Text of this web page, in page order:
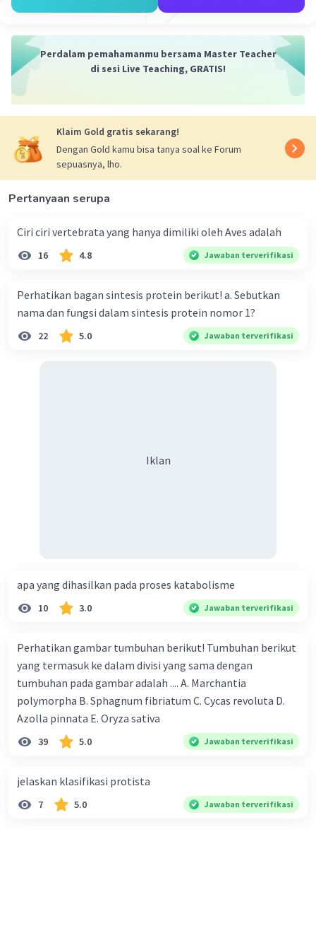
sumber energi utama dalam ekosistem. Cahaya
6. Nutrisi: Nutrisi seperti fosfor, nitrogen, dan kalium
adalah komponen penting dari DNA, protein, dan banyak
molekul biologis lainnya. Nutrisi ini biasanya diperoleh
Kesimpulan:
dalam ekosistem. Mereka mempengaruhi pertumbuhan,
reproduksi, dan keberlangsungan hidup organisme.
Tanpa komponen abiotik, kehidupan seperti yang kita
kenal tidak mungkin ada. Semoga penjelasan ini
membantu Anda memahami konsep ini lebih baik 🙂.
Beri Rating·0.0(0) Balas
07 Januari 2024 11:49
Jawaban terverifikasi
Fungsi utama dari komponen abiotik adalah
tidak ada faktor dari komponen abiotik yang
hidup tumbuhan.
Beri Rating Balas
Perdalam pemahamanmu bersama Master Teacher
di sesi Live Teaching, GRATIS!
Klaim Gold gratis sekarang!
Dengan Gold kamu bisa tanya soal ke Forum
sepuasnya, lho.
Pertanyaan serupa
Ciri ciri vertebrata yang hanya dimiliki oleh Aves adalah
16 4.8 Jawaban terverifikasi
Perhatikan bagan sintesis protein berikut! a. Sebutkan
nama dan fungsi dalam sintesis protein nomor 1?
22 5.0 Jawaban terverifikasi
Iklan
apa yang dihasilkan pada proses katabolisme
10 3.0 Jawaban terverifikasi
Perhatikan gambar tumbuhan berikut! Tumbuhan berikut
yang termasuk ke dalam divisi yang sama dengan
tumbuhan pada gambar adalah .... A. Marchantia
polymorpha B. Sphagnum fibriatum C. Cycas revoluta D.
Azolla pinnata E. Oryza sativa
39 5.0 Jawaban terverifikasi
jelaskan klasifikasi protista
7 5.0 Jawaban terverifikasi